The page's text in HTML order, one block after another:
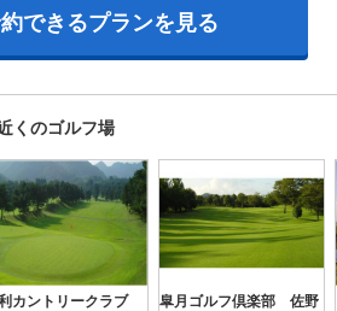
できるプランを見る
くのゴルフ場
カントリークラブ
皐月ゴルフ倶楽部 佐野